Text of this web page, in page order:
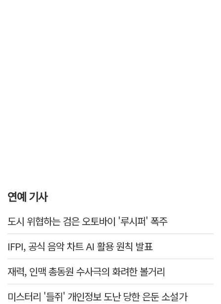
연예 기사
도시 위협하는 검은 오토바이 '루시퍼' 폭주
IFPI, 공식 음악 차트 AI 활용 원칙 발표
재력, 인맥 총동원 수사극의 화려한 볼거리
미스터리 '들쥐' 개인정보 도난 당한 은둔 소설가